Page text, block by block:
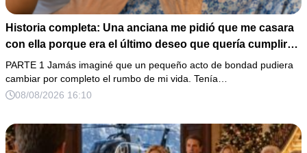
Historia completa: Una anciana me pidió que me casara
con ella porque era el último deseo que quería cumplir
antes de morir. Después de su fallecimiento, su abogado
puso en mis manos una vieja bolsa de hospital que
había conservado durante años y me dijo: «Ella te eligió
PARTE 1 Jamás imaginé que un pequeño acto de bondad pudiera
cambiar por completo el rumbo de mi vida. Tenía…
08/08/2026 16:10